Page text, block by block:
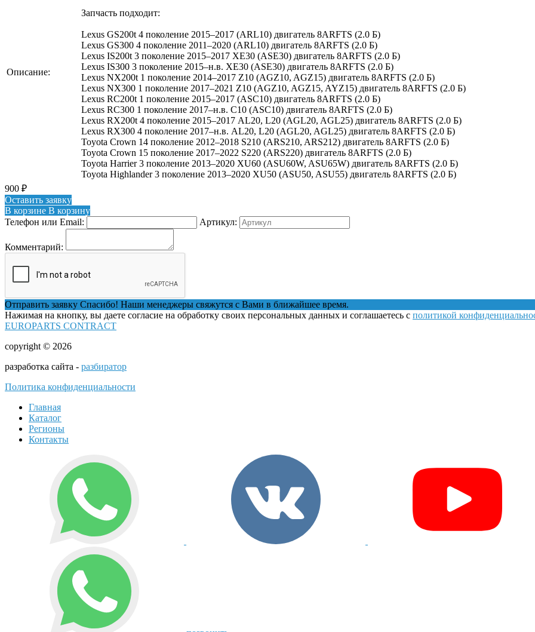
Описание:
Запчасть подходит:
Lexus GS200t 4 поколение 2015–2017 (ARL10) двигатель 8ARFTS (2.0 Б)
Lexus GS300 4 поколение 2011–2020 (ARL10) двигатель 8ARFTS (2.0 Б)
Lexus IS200t 3 поколение 2015–2017 XE30 (ASE30) двигатель 8ARFTS (2.0 Б)
Lexus IS300 3 поколение 2015–н.в. XE30 (ASE30) двигатель 8ARFTS (2.0 Б)
Lexus NX200t 1 поколение 2014–2017 Z10 (AGZ10, AGZ15) двигатель 8ARFTS (2.0 Б)
Lexus NX300 1 поколение 2017–2021 Z10 (AGZ10, AGZ15, AYZ15) двигатель 8ARFTS (2.0 Б)
Lexus RC200t 1 поколение 2015–2017 (ASC10) двигатель 8ARFTS (2.0 Б)
Lexus RC300 1 поколение 2017–н.в. C10 (ASC10) двигатель 8ARFTS (2.0 Б)
Lexus RX200t 4 поколение 2015–2017 AL20, L20 (AGL20, AGL25) двигатель 8ARFTS (2.0 Б)
Lexus RX300 4 поколение 2017–н.в. AL20, L20 (AGL20, AGL25) двигатель 8ARFTS (2.0 Б)
Toyota Crown 14 поколение 2012–2018 S210 (ARS210, ARS212) двигатель 8ARFTS (2.0 Б)
Toyota Crown 15 поколение 2017–2022 S220 (ARS220) двигатель 8ARFTS (2.0 Б)
Toyota Harrier 3 поколение 2013–2020 XU60 (ASU60W, ASU65W) двигатель 8ARFTS (2.0 Б)
Toyota Highlander 3 поколение 2013–2020 XU50 (ASU50, ASU55) двигатель 8ARFTS (2.0 Б)
900 ₽
Оставить заявку
В корзине В корзину
Телефон или Email:
Артикул:
Комментарий:
Отправить заявку Спасибо! Наши менеджеры свяжутся с Вами в ближайшее время.
Нажимая на кнопку, вы даете согласие на обработку своих персональных данных и соглашаетесь с политикой
EUROPARTS CONTRACT
copyright © 2026
разработка сайта - разбиратор
Политика конфиденциальности
Главная
Каталог
Регионы
Контакты